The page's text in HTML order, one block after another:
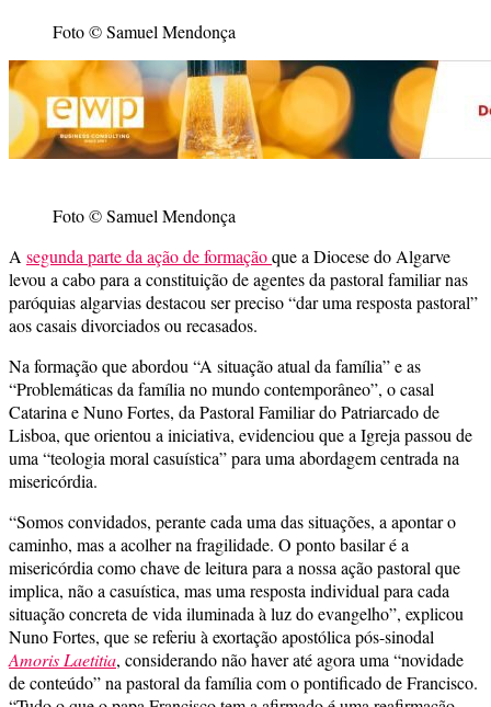
Foto © Samuel Mendonça
Foto © Samuel Mendonça
A segunda parte da ação de formaçãoque a Diocese do Algarve
levou a cabo para a constituição de agentes da pastoral familiar nas
paróquias algarvias destacou ser preciso “dar uma resposta pastoral”
aos casais divorciados ou recasados.
Na formação que abordou “A situação atual da família” e as
“Problemáticas da família no mundo contemporâneo”, o casal
Catarina e Nuno Fortes, da Pastoral Familiar do Patriarcado de
Lisboa, que orientou a iniciativa, evidenciou que a Igreja passou de
uma “teologia moral casuística” para uma abordagem centrada na
misericórdia.
“Somos convidados, perante cada uma das situações, a apontar o
caminho, mas a acolher na fragilidade. O ponto basilar é a
misericórdia como chave de leitura para a nossa ação pastoral que
implica, não a casuística, mas uma resposta individual para cada
situação concreta de vida iluminada à luz do evangelho”, explicou
Nuno Fortes, que se referiu à exortação apostólica pós-sinodal
Amoris Laetitia, considerando não haver até agora uma “novidade
de conteúdo” na pastoral da família com o pontificado de Francisco.